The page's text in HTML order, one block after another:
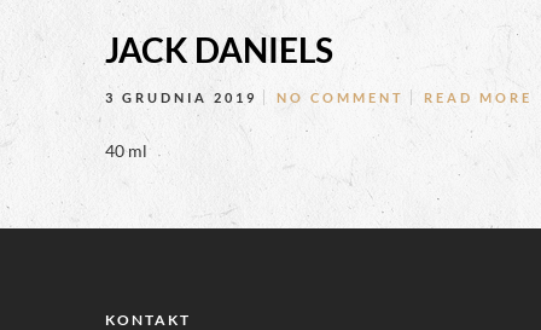
JACK DANIELS
3 GRUDNIA 2019 NO COMMENT READ MORE
40 ml
KONTAKT